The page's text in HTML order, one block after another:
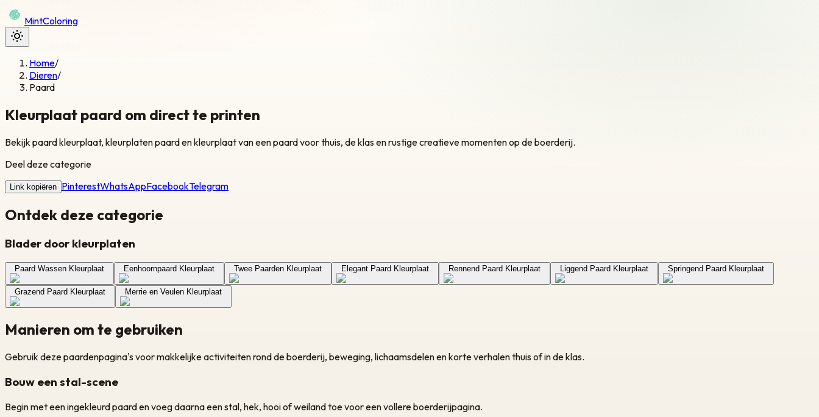
MintColoring
Home/
Dieren/
Paard
Kleurplaat paard om direct te printen
Bekijk paard kleurplaat, kleurplaten paard en kleurplaat van een paard voor thuis, de klas en rustige creatieve momenten op de boerderij.
Deel deze categorie
Link kopiëren PinterestWhatsAppFacebookTelegram
Ontdek deze categorie
Blader door kleurplaten
Paard Wassen Kleurplaat Eenhoornpaard Kleurplaat Twee Paarden Kleurplaat Elegant Paard Kleurplaat Rennend Paard Kleurplaat Liggend Paard Kleurplaat Springend Paard Kleurplaat
Grazend Paard Kleurplaat Merrie en Veulen Kleurplaat
Manieren om te gebruiken
Gebruik deze paardenpagina's voor makkelijke activiteiten rond de boerderij, beweging, lichaamsdelen en korte verhalen thuis of in de klas.
Bouw een stal-scene
Begin met een ingekleurd paard en voeg daarna een stal, hek, hooi of weiland toe voor een vollere boerderijpagina.